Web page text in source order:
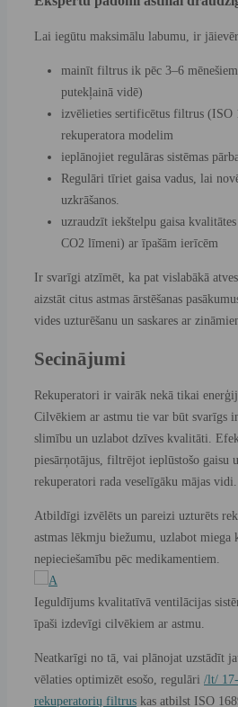
Lai iegūtu maksimālu labumu, ir
mainīt filtrus ik pēc 3–6
putekļainā vidē)
izvēlieties sertificētus filtrus (ISO
rekuperatora modelim
ieplānojiet regulāras sistēmas
Regulāri tīriet gaisa vadus, lai
uzkrāšanos.
uzraudzīt iekštelpu gaisa
CO2 līmeni) ar īpašām ierīcēm
Ir svarīgi atzīmēt, ka pat vislabākā
aizstāt citus astmas ārstēšanas
vides uzturēšanu un saskares ar
Secinājumi
Rekuperatori ir vairāk nekā tikai
Cilvēkiem ar astmu tie var būt svarīgs
slimību un uzlabot dzīves kvalitāti.
piesārņotājus, filtrējot ieplūstošo gaisu
rekuperatori rada veselīgāku mājas vidi.
Atbildīgi izvēlēts un pareizi uzturēts
astmas lēkmju biežumu, uzlabot miega
nepieciešamību pēc medikamentiem.
Ieguldījums kvalitatīvā ventilācijas
īpaši izdevīgi cilvēkiem ar astmu.
Neatkarīgi no tā, vai plānojat uzstādīt
vēlaties optimizēt esošo, regulāri /lt/
rekuperatorių filtrus kas atbilst ISO